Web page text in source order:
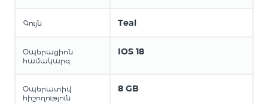
Գույն Teal
Օպերացիոն
համակարգ
IOS 18
Օպերատիվ
հիշողություն
8 GB